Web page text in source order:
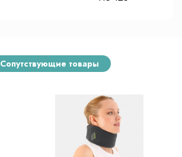
Сопутствующие товары